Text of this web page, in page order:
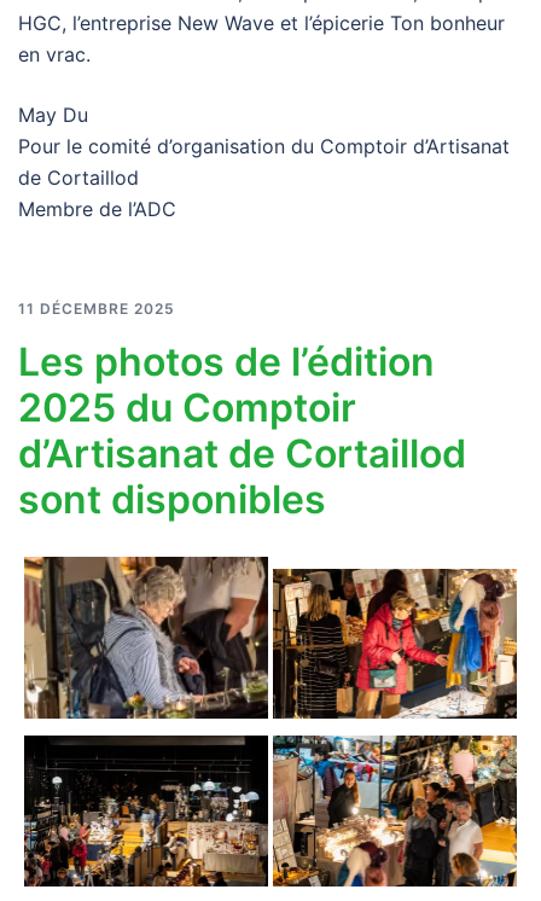
HGC, l’entreprise New Wave et l’épicerie Ton bonheur
en vrac.
May Du
Pour le comité d’organisation du Comptoir d’Artisanat
de Cortaillod
Membre de l’ADC
11 DÉCEMBRE 2025
Les photos de l’édition
2025 du Comptoir
d’Artisanat de Cortaillod
sont disponibles